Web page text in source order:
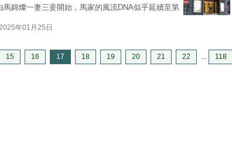
馬錦燦一妻三妾開始，馬家的風流DNA似乎延續至第
年01月25日
15 16 17 18 19 20 21 22 ... 118